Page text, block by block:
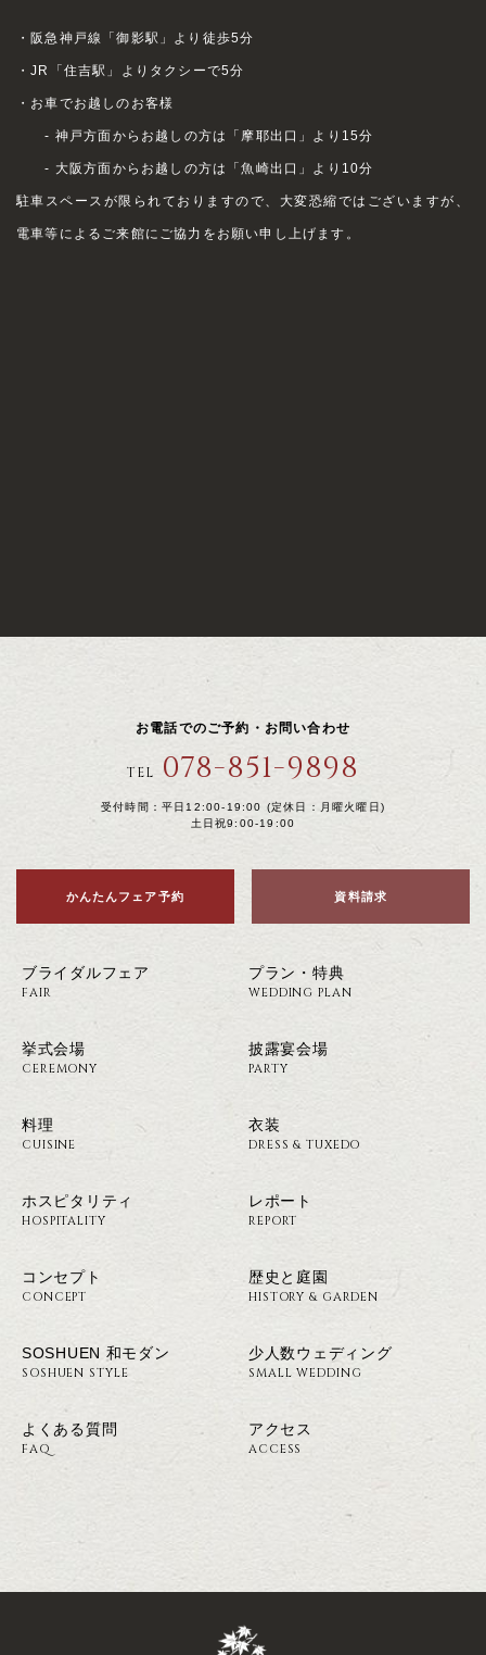
・阪急神戸線「御影駅」より徒歩5分
・JR「住吉駅」よりタクシーで5分
・お車でお越しのお客様
- 神戸方面からお越しの方は「摩耶出口」より15分
- 大阪方面からお越しの方は「魚崎出口」より10分
駐車スペースが限られておりますので、大変恐縮ではございますが、
電車等によるご来館にご協力をお願い申し上げます。
お電話でのご予約・お問い合わせ
TEL 078-851-9898
受付時間：平日12:00-19:00 (定休日：月曜火曜日)
土日祝9:00-19:00
かんたんフェア予約 資料請求
ブライダルフェア
FAIR
プラン・特典
WEDDING PLAN
挙式会場
CEREMONY
披露宴会場
PARTY
料理
CUISINE
衣装
DRESS & TUXEDO
ホスピタリティ
HOSPITALITY
レポート
REPORT
コンセプト
CONCEPT
歴史と庭園
HISTORY & GARDEN
SOSHUEN 和モダン
SOSHUEN STYLE
少人数ウェディング
SMALL WEDDING
よくある質問
FAQ
アクセス
ACCESS